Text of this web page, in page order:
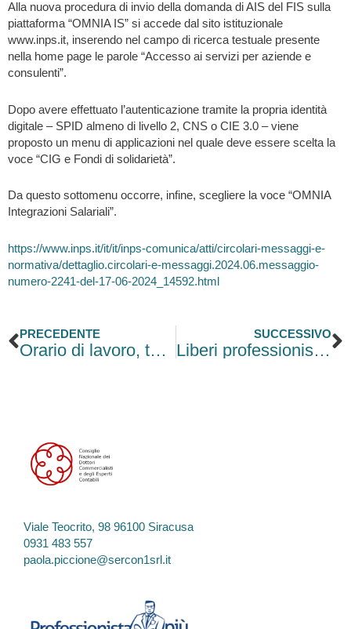
Alla nuova procedura di invio della domanda di AIS del FIS sulla
piattaforma “OMNIA IS” si accede dal sito istituzionale
www.inps.it, inserendo nel campo di ricerca testuale presente
nella home page le parole “Accesso ai servizi per aziende e
consulenti”.
Dopo avere effettuato l’autenticazione tramite la propria identità
digitale – SPID almeno di livello 2, CNS o CIE 3.0 – viene
proposto un menu di applicazioni nel quale deve essere scelta la
voce “CIG e Fondi di solidarietà”.
Da questo sottomenu occorre, infine, scegliere la voce “OMNIA
Integrazioni Salariali”.
https://www.inps.it/it/it/inps-comunica/atti/circolari-messaggi-e-
normativa/dettaglio.circolari-e-messaggi.2024.06.messaggio-
numero-2241-del-17-06-2024_14592.html
Precedente
PRECEDENTE
Orario di lavoro, tempo utile per recarsi dal cliente ed accordo aziendale
SUCCESSIVO
Liberi professionisti: le ricongiunzioni dei periodi assicurativi ai fini previdenziali
Viale Teocrito, 98 96100 Siracusa
0931 483 557
paola.piccione@sercon1srl.it